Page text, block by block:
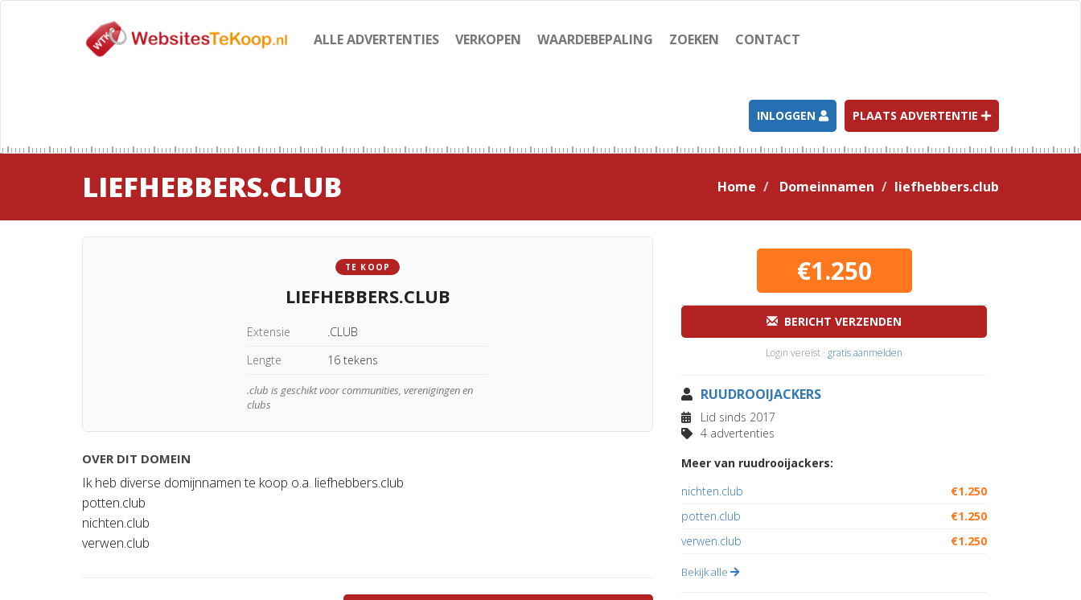
ALLE ADVERTENTIES VERKOPEN WAARDEBEPALING ZOEKEN CONTACT
INLOGGEN PLAATS ADVERTENTIE
LIEFHEBBERS.CLUB Home Domeinnamen liefhebbers.club
TE KOOP
LIEFHEBBERS.CLUB
Extensie
.CLUB
Lengte
16 tekens
.club is geschikt voor communities, verenigingen en
clubs
OVER DIT DOMEIN
Ik heb diverse domijnnamen te koop o.a. liefhebbers.club
potten.club
nichten.club
verwen.club
€1.250
BERICHT VERZENDEN
Login vereist · gratis aanmelden
RUUDROOIJACKERS
Lid sinds 2017
4 advertenties
Meer van ruudrooijackers:
nichten.club
€1.250
potten.club
€1.250
verwen.club
€1.250
Bekijk alle